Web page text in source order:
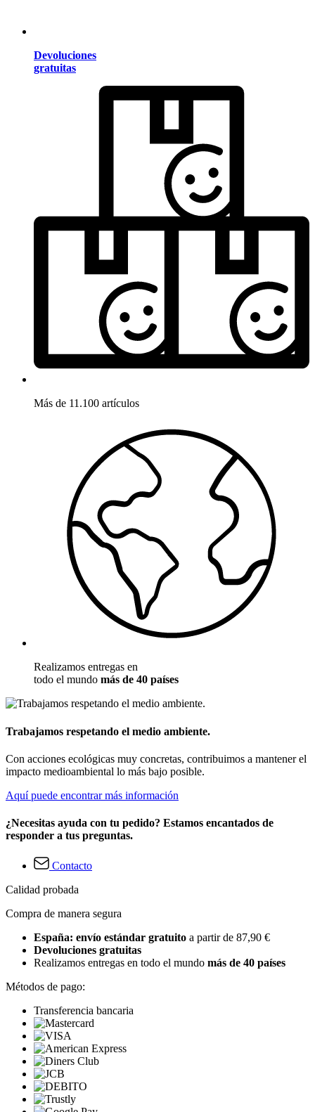
Devoluciones
gratuitas
Más de 11.100 artículos
Realizamos entregas en
todo el mundo más de 40 países
Trabajamos respetando el medio ambiente.
Con acciones ecológicas muy concretas, contribuimos a mantener el
impacto medioambiental lo más bajo posible.
Aquí puede encontrar más información
¿Necesitas ayuda con tu pedido? Estamos encantados de
responder a tus preguntas.
Contacto
Calidad probada
Compra de manera segura
España: envío estándar gratuito a partir de 87,90 €
Devoluciones gratuitas
Realizamos entregas en todo el mundo más de 40 países
Métodos de pago:
Transferencia bancaria